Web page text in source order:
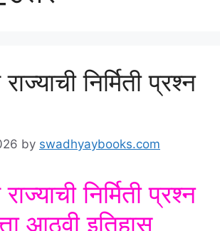
निर्मिती प्रश्न
by swadhyaybooks.com
निर्मिती प्रश्न
आठवी इतिहास